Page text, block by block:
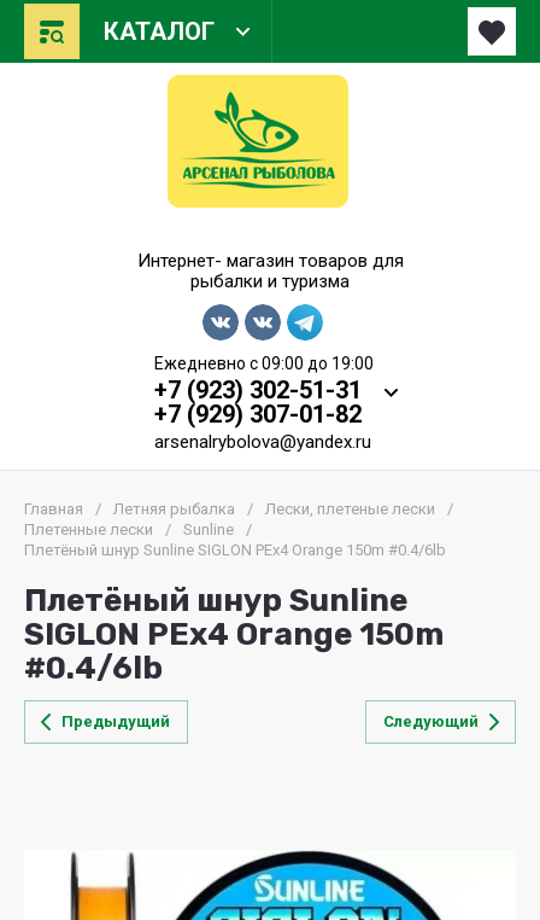
КАТАЛОГ
Интернет- магазин товаров для
рыбалки и туризма
Ежедневно с 09:00 до 19:00
+7 (923) 302-51-31
+7 (929) 307-01-82
arsenalrybolova@yandex.ru
Главная / Летняя рыбалка / Лески, плетеные лески
/
Плетенные лески
/ Sunline
/
Плетёный шнур Sunline SIGLON PEx4 Orange 150m #0.4/6lb
Плетёный шнур Sunline
SIGLON PEx4 Orange 150m
#0.4/6lb
Предыдущий Следующий